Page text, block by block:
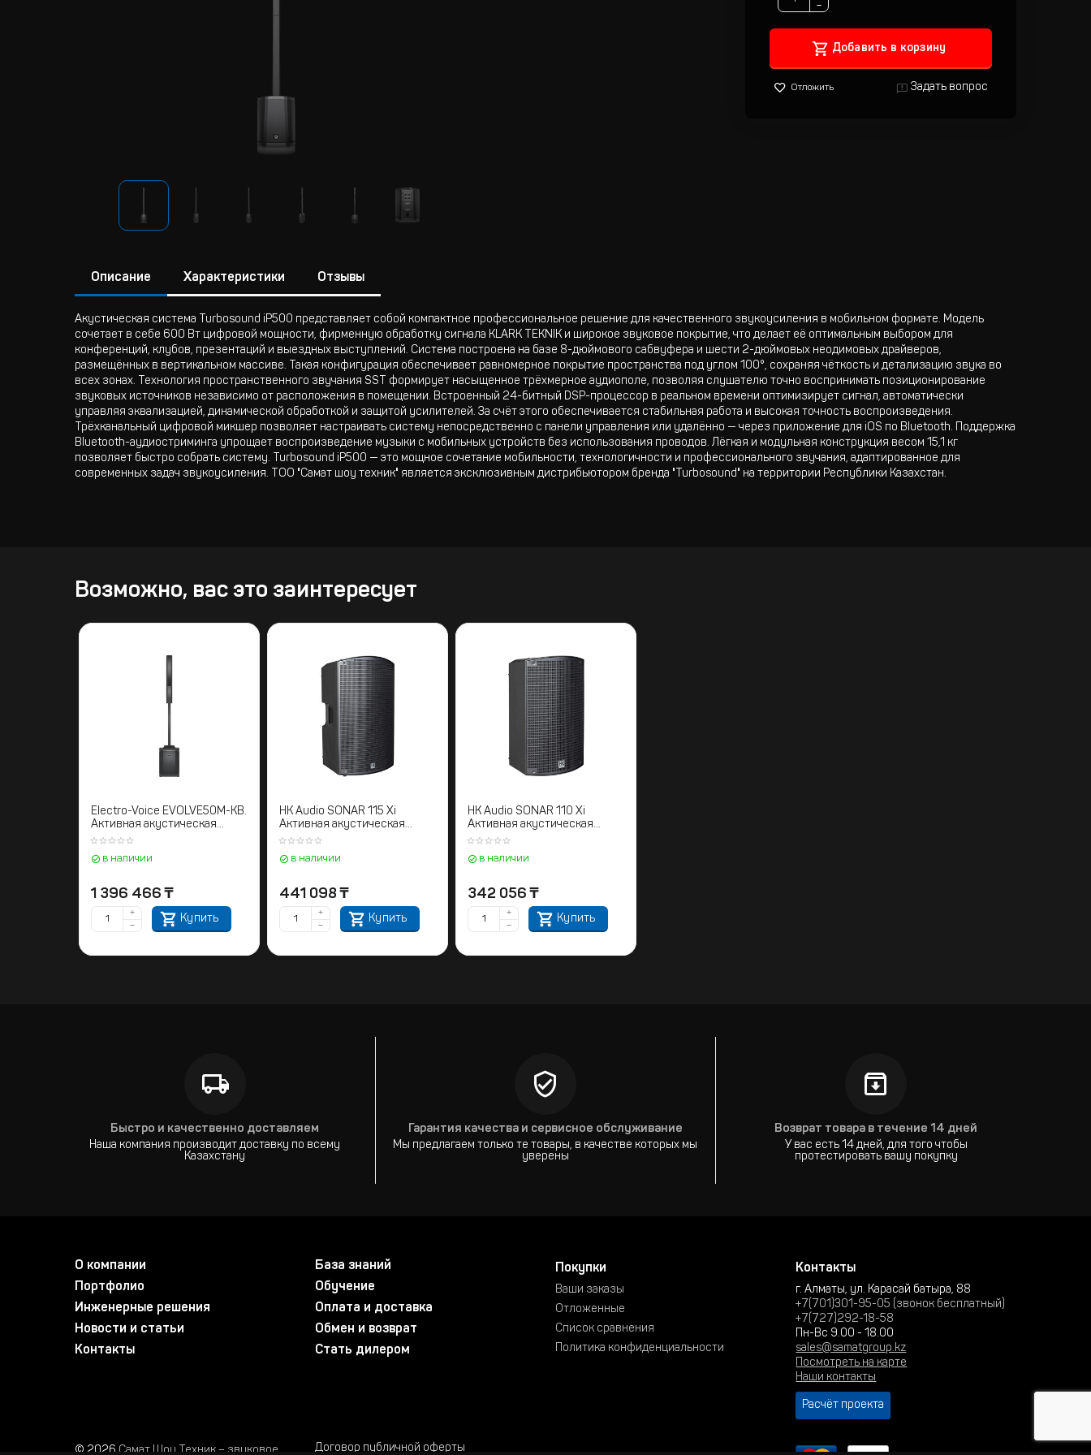
−
Добавить в корзину
Отложить Задать вопрос
Описание Характеристики Отзывы
Акустическая система Turbosound iP500 представляет собой компактное профессиональное решение для качественного звукоусиления в мобильном формате. Модель
сочетает в себе 600 Вт цифровой мощности, фирменную обработку сигнала KLARK TEKNIK и широкое звуковое покрытие, что делает её оптимальным выбором для
конференций, клубов, презентаций и выездных выступлений. Система построена на базе 8-дюймового сабвуфера и шести 2-дюймовых неодимовых драйверов,
размещённых в вертикальном массиве. Такая конфигурация обеспечивает равномерное покрытие пространства под углом 100°, сохраняя чёткость и детализацию звука во
всех зонах. Технология пространственного звучания SST формирует насыщенное трёхмерное аудиополе, позволяя слушателю точно воспринимать позиционирование
звуковых источников независимо от расположения в помещении. Встроенный 24-битный DSP-процессор в реальном времени оптимизирует сигнал, автоматически
управляя эквализацией, динамической обработкой и защитой усилителей. За счёт этого обеспечивается стабильная работа и высокая точность воспроизведения.
Трёхканальный цифровой микшер позволяет настраивать систему непосредственно с панели управления или удалённо — через приложение для iOS по Bluetooth. Поддержка
Bluetooth-аудиостриминга упрощает воспроизведение музыки с мобильных устройств без использования проводов. Лёгкая и модульная конструкция весом 15,1 кг
позволяет быстро собрать систему. Turbosound iP500 — это мощное сочетание мобильности, технологичности и профессионального звучания, адаптированное для
современных задач звукоусиления. ТОО "Самат шоу техник" является эксклюзивным дистрибьютором бренда "Turbosound" на территории Республики Казахстан.
Возможно, вас это заинтересует
Electro-Voice EVOLVE50M-KB.
Активная акустическая
система колонного типа
в наличии
1 396 466 ₸
Купить
+
−
HK Audio SONAR 115 Xi
Активная акустическая
система
в наличии
441 098 ₸
Купить
+
−
HK Audio SONAR 110 Xi
Активная акустическая
система
в наличии
342 056 ₸
Купить
+
−
Быстро и качественно доставляем
Наша компания производит доставку по всему
Казахстану
Гарантия качества и сервисное обслуживание
Мы предлагаем только те товары, в качестве которых мы
уверены
Возврат товара в течение 14 дней
У вас есть 14 дней, для того чтобы
протестировать вашу покупку
О компании
Портфолио
Инженерные решения
Новости и статьи
Контакты
База знаний
Обучение
Оплата и доставка
Обмен и возврат
Стать дилером
Покупки
Ваши заказы
Отложенные
Список сравнения
Политика конфиденциальности
Контакты
г. Алматы, ул. Карасай батыра, 88
+7(701)301-95-05 (звонок бесплатный)
+7(727)292-18-58
Пн-Вс 9.00 - 18.00
sales@samatgroup.kz
Посмотреть на карте
Наши контакты
Расчёт проекта
© 2026 Самат Шоу Техник – звуковое, Договор публичной оферты